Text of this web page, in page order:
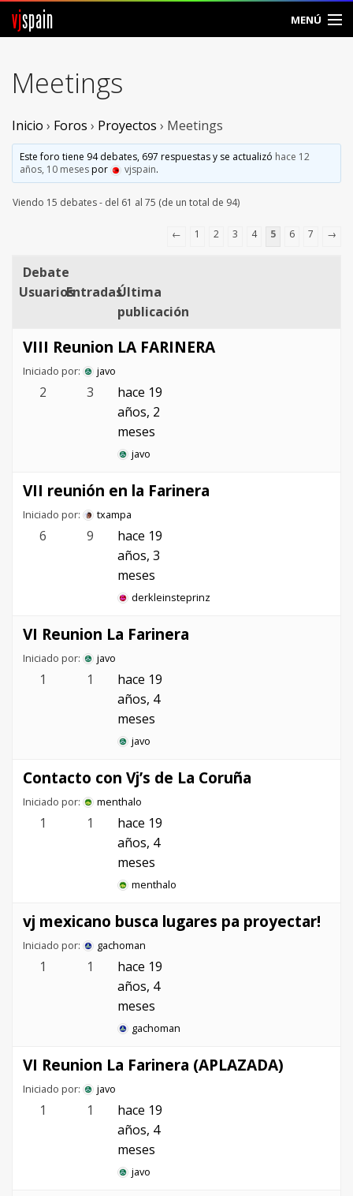
vjspain MENÚ
Foros
Noticias
Vjspain
Ayuda
Entrar
Meetings
Inicio › Foros › Proyectos › Meetings
Este foro tiene 94 debates, 697 respuestas y se actualizó hace 12
años, 10 mesespor vjspain.
Viendo 15 debates - del 61 al 75 (de un total de 94)
← 1 2 3 4 5 6 7 →
Debate
UsuariosEntradasÚltima
publicación
VIII Reunion LA FARINERA
Iniciado por: javo
2 3
hace 19
años, 2
meses
javo
VII reunión en la Farinera
Iniciado por: txampa
6 9
hace 19
años, 3
meses
derkleinsteprinz
VI Reunion La Farinera
Iniciado por: javo
1 1
hace 19
años, 4
meses
javo
Contacto con Vj’s de La Coruña
Iniciado por: menthalo
1 1
hace 19
años, 4
meses
menthalo
vj mexicano busca lugares pa proyectar!
Iniciado por: gachoman
1 1
hace 19
años, 4
meses
gachoman
VI Reunion La Farinera (APLAZADA)
Iniciado por: javo
1 1
hace 19
años, 4
meses
javo